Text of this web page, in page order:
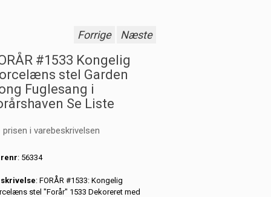
Forrige Næste
#1533 Kongelig
stel Garden
Fuglesang i
Se Liste
prisen i varebeskrivelsen
: 56334
: FORÅR #1533: Kongelig
stel "Forår" 1533 Dekoreret med